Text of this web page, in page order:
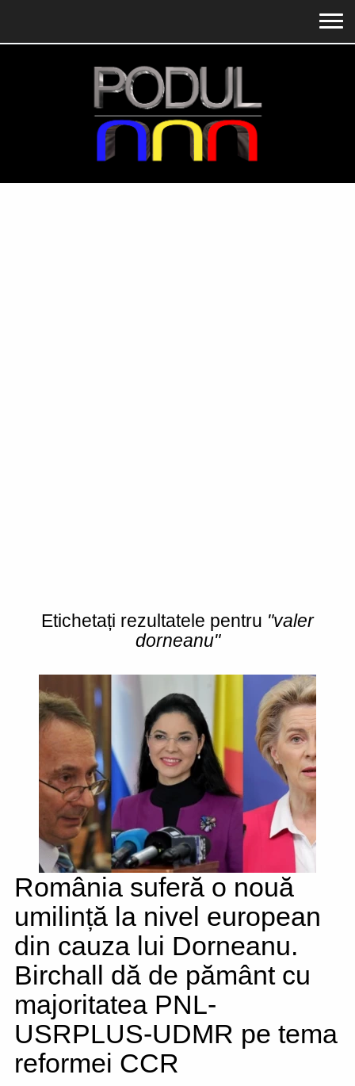
Etichetați rezultatele pentru "valer
dorneanu"
România suferă o nouă
umilință la nivel european
din cauza lui Dorneanu.
Birchall dă de pământ cu
majoritatea PNL-
USRPLUS-UDMR pe tema
reformei CCR